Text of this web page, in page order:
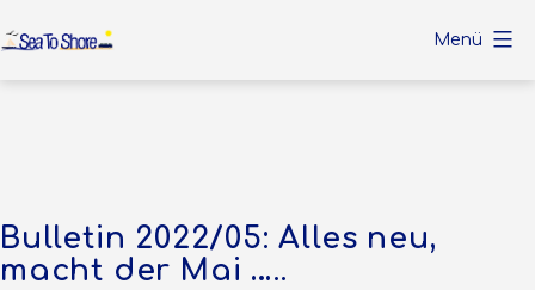
Inhalt
Menü
Bulletin 2022/05: Alles neu,
macht der Mai …..